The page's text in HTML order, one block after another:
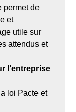
permet de
et
utile sur
attendus et
l’entreprise
loi Pacte et